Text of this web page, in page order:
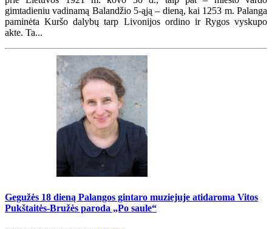
gimtadieniu vadinamą Balandžio 5-ąją – dieną, kai 1253 m. Palanga
paminėta Kuršo dalybų tarp Livonijos ordino ir Rygos vyskupo
akte. Ta...
Gegužės 18 dieną Palangos gintaro muziejuje atidaroma Vitos
Pukštaitės-Bružės paroda „Po saule“